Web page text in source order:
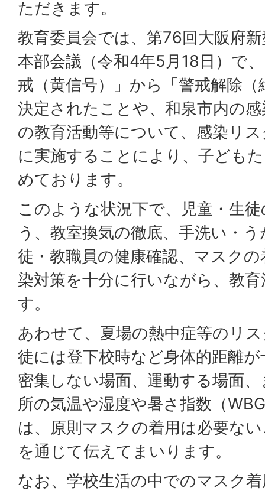
ただきます。
教育委員会では、第76回大阪府
本部会議（令和4年5月18日）で
戒（黄信号）」から「警戒解除
決定されたことや、和泉市内の
の教育活動等について、感染リ
に実施することにより、子ども
めております。
このような状況下で、児童・生
う、教室換気の徹底、手洗い・
徒・教職員の健康確認、マスク
染対策を十分に行いながら、教
す。
あわせて、夏場の熱中症等のリ
徒には登下校時など身体的距離
密集しない場面、運動する場面
所の気温や湿度や暑さ指数（
は、原則マスクの着用は必要な
を通じて伝えてまいります。
なお、学校生活の中でのマスク